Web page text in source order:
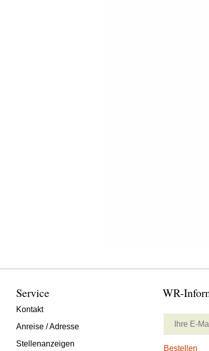
Service
Kontakt
Anreise / Adresse
Stellenanzeigen
WR-